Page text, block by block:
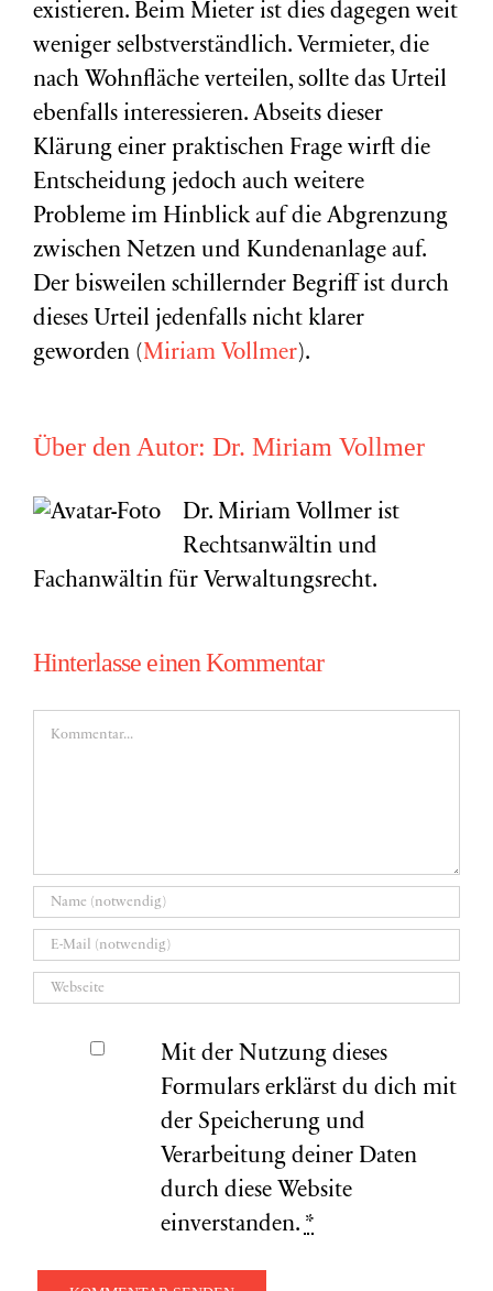
existieren. Beim Mieter ist dies dagegen weit
weniger selbstverständlich. Vermieter, die
nach Wohnfläche verteilen, sollte das Urteil
ebenfalls interessieren. Abseits dieser
Klärung einer praktischen Frage wirft die
Entscheidung jedoch auch weitere
Probleme im Hinblick auf die Abgrenzung
zwischen Netzen und Kundenanlage auf.
Der bisweilen schillernder Begriff ist durch
dieses Urteil jedenfalls nicht klarer
geworden (Miriam Vollmer).
Über den Autor: Dr. Miriam Vollmer
Dr. Miriam Vollmer ist
Rechtsanwältin und
Fachanwältin für Verwaltungsrecht.
Hinterlasse einen Kommentar
Kommentar
Mit der Nutzung dieses
Formulars erklärst du dich mit
der Speicherung und
Verarbeitung deiner Daten
durch diese Website
einverstanden. *